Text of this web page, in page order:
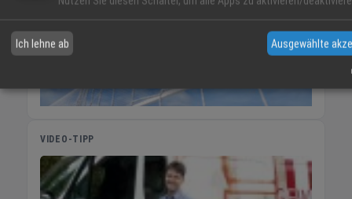
VIDEO-TIPP
Ich lehne ab Ausgewählte